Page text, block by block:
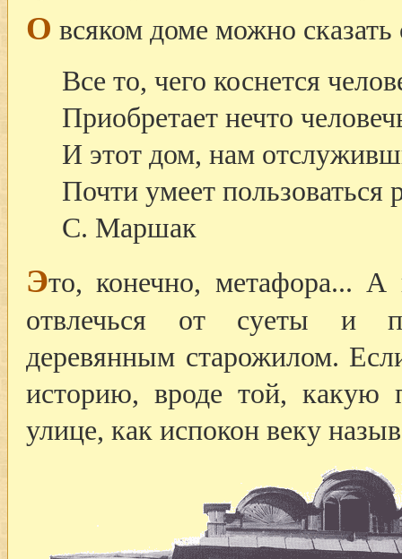
О всяком доме можно
Все то, чего коснется
Приобретает нечто
И этот дом, нам
Почти умеет пользоваться
С. Маршак
Это, конечно, метафора... А
отвлечься от суеты и
деревянным старожилом.
историю, вроде той,
улице, как испокон веку